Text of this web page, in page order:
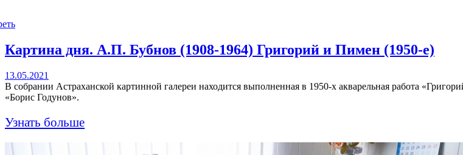
Картина дня. А.П. Бубнов (1908-1964) Григорий и Пимен (1950-е)
13.05.2021
В собрании Астраханской картинной галереи находится выполненная в 1950-х акварельная работа
«Борис Годунов».
Узнать больше